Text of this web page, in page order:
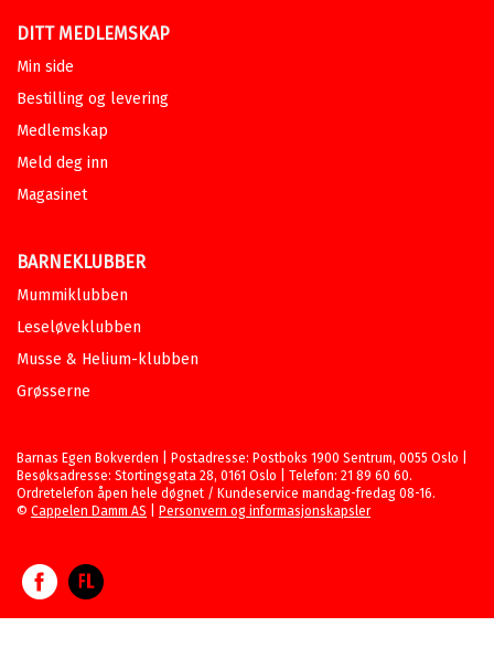
DITT MEDLEMSKAP
Min side
Bestilling og levering
Medlemskap
Meld deg inn
Magasinet
BARNEKLUBBER
Mummiklubben
Leseløveklubben
Musse & Helium-klubben
Grøsserne
Barnas Egen Bokverden | Postadresse: Postboks 1900 Sentrum, 0055 Oslo |
Besøksadresse: Stortingsgata 28, 0161 Oslo | Telefon: 21 89 60 60.
Ordretelefon åpen hele døgnet / Kundeservice mandag-fredag 08-16.
© Cappelen Damm AS Personvern og informasjonskapsler
Facebook